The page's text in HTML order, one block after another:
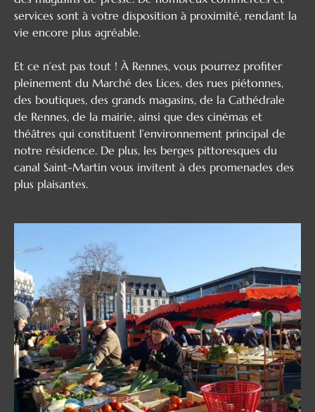
services sont à votre disposition à proximité, rendant la
vie encore plus agréable.
Et ce n’est pas tout ! À Rennes, vous pourrez profiter
pleinement du Marché des Lices, des rues piétonnes,
des boutiques, des grands magasins, de la Cathédrale
de Rennes, de la mairie, ainsi que des cinémas et
théâtres qui constituent l’environnement principal de
notre résidence. De plus, les berges pittoresques du
canal Saint-Martin vous invitent à des promenades des
plus plaisantes.